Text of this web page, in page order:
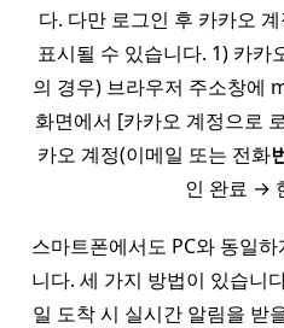
다. 다만 로그인 후 카카오
표시될 수 있습니다. 1) 카카
의 경우) 브라우저 주소창에
화면에서 [카카오 계정으로
카오 계정(이메일 또는 전화
인 완료 →
스마트폰에서도 PC와 동일
니다. 세 가지 방법이 있습니
일 도착 시 실시간 알림을 받